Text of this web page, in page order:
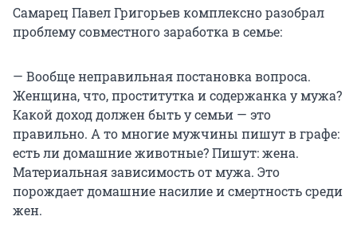
Самарец Павел Григорьев комплексно разобрал
проблему совместного заработка в семье:
— Вообще неправильная постановка вопроса.
Женщина, что, проститутка и содержанка у мужа?
Какой доход должен быть у семьи — это
правильно. А то многие мужчины пишут в графе:
есть ли домашние животные? Пишут: жена.
Материальная зависимость от мужа. Это
порождает домашние насилие и смертность среди
жен.